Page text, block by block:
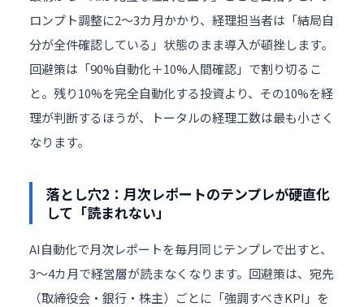
ロンプト調整に2〜3カ月かかり、経理担当者は「結局自
分が全件確認している」状態のまま導入が頓挫します。
回避策は「90%自動化＋10%人間確認」で割り切るこ
と。残り10%を完全自動化する投資より、その10%を経
理が判断するほうが、トータルの経理工数は最も小さく
なります。
落とし穴2：月次レポートのテンプレが硬直化
して「読まれない」
AI自動化で月次レポートを毎月同じテンプレで出すと、
3〜4カ月で経営層が読まなくなります。回避策は、宛先
（取締役会・銀行・株主）ごとに「強調すべきKPI」を